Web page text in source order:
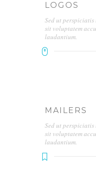
LOGOS
Sed ut
sit voluptatem
laudantium.
MAILERS
Sed ut
sit voluptatem
laudantium.